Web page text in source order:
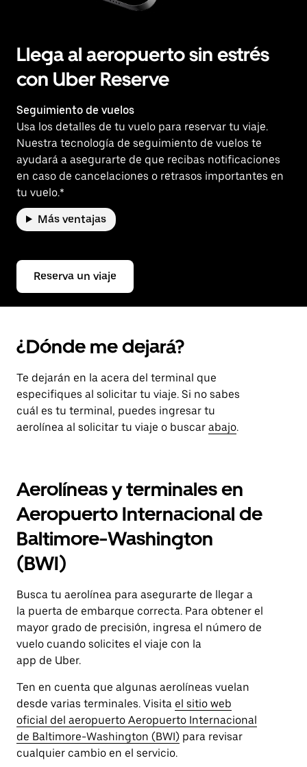
Llega al aeropuerto sin estrés
con Uber Reserve
Seguimiento de vuelos
Usa los detalles de tu vuelo para reservar tu viaje.
Nuestra tecnología de seguimiento de vuelos te
ayudará a asegurarte de que recibas notificaciones
en caso de cancelaciones o retrasos importantes en
tu vuelo.*
Más ventajas
Reserva un viaje
¿Dónde me dejará?
Te dejarán en la acera del terminal que
especifiques al solicitar tu viaje. Si no sabes
cuál es tu terminal, puedes ingresar tu
aerolínea al solicitar tu viaje o buscar abajo.
Aerolíneas y terminales en
Aeropuerto Internacional de
Baltimore-Washington
(BWI)
Busca tu aerolínea para asegurarte de llegar a
la puerta de embarque correcta. Para obtener el
mayor grado de precisión, ingresa el número de
vuelo cuando solicites el viaje con la
app de Uber.
Ten en cuenta que algunas aerolíneas vuelan
desde varias terminales. Visita el sitio web
oficial del aeropuerto Aeropuerto Internacional
de Baltimore-Washington (BWI) para revisar
cualquier cambio en el servicio.